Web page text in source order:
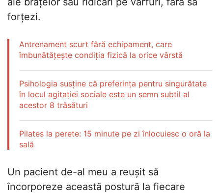
forțezi.
Antrenament scurt fără echipament, care
îmbunătățește condiția fizică la orice vârstă
Psihologia susține că preferința pentru singurătate
în locul agitației sociale este un semn subtil al
acestor 8 trăsături
Pilates la perete: 15 minute pe zi înlocuiesc o oră la
sală
Un pacient de-al meu a reușit să
încorporeze această postură la fiecare